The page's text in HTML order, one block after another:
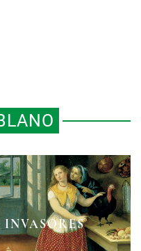
COMEMOS
Y AÑO